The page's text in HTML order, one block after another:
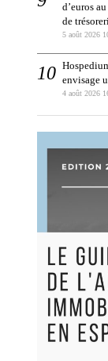
d’euros
de
5 août 2026
envisage
4 août 2026